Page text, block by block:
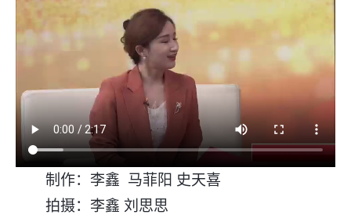
制作：李鑫 马菲阳 史天喜
拍摄：李鑫 刘思思